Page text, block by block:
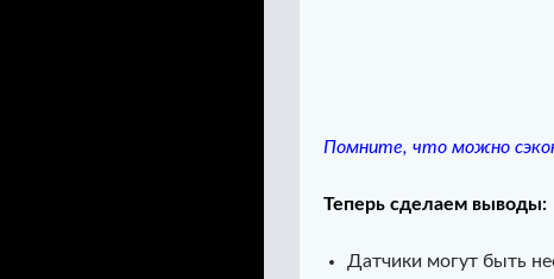
Помните, что можно
Теперь сделаем выводы:
Датчики могут быть